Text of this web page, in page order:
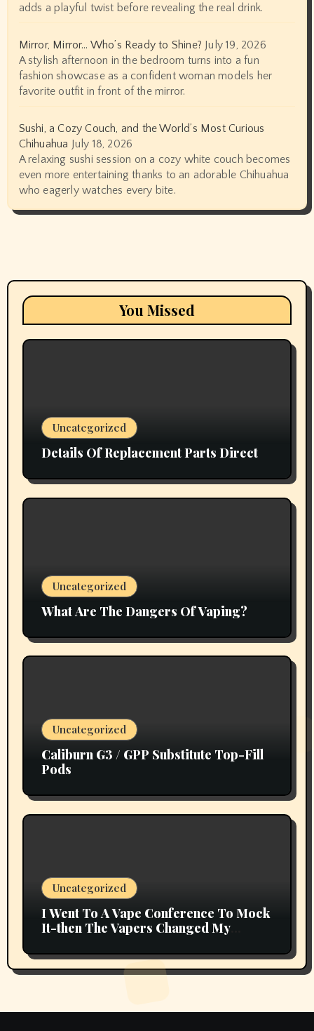
adds a playful twist before revealing the real drink.
Mirror, Mirror… Who’s Ready to Shine? July 19, 2026
A stylish afternoon in the bedroom turns into a fun
fashion showcase as a confident woman models her
favorite outfit in front of the mirror.
Sushi, a Cozy Couch, and the World’s Most Curious
Chihuahua July 18, 2026
A relaxing sushi session on a cozy white couch becomes
even more entertaining thanks to an adorable Chihuahua
who eagerly watches every bite.
You Missed
Uncategorized
Details Of Replacement Parts Direct
Uncategorized
What Are The Dangers Of Vaping?
Uncategorized
Caliburn G3 / GPP Substitute Top-Fill
Pods
Uncategorized
I Went To A Vape Conference To Mock
It-then The Vapers Changed My